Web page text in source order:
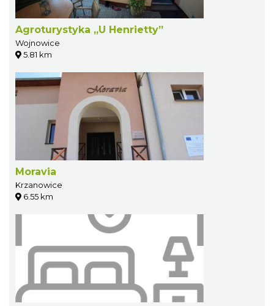
Agroturystyka „U Henrietty”
Wojnowice
5.81 km
Moravia
Krzanowice
6.55 km